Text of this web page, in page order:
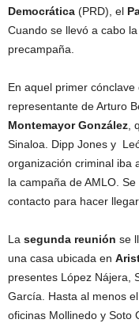
Democrática (PRD), el
Cuando se llevó a cabo
precampaña.
En aquel primer cónclave
representante de Arturo
Montemayor González
Sinaloa. Dipp Jones y
organización criminal iba
la campaña de AMLO.
contacto para hacer
La segunda reunión se
una casa ubicada en
presentes López Nájera,
García. Hasta al menos
oficinas Mollinedo y Soto